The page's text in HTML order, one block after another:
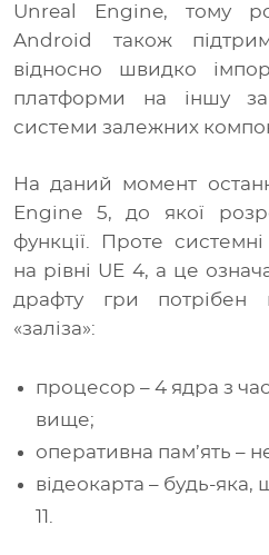
Unreal Engine, тому
Android також
відносно швидко
платформи на іншу за
системи залежних
На даний момент
Engine 5, до якої
функції. Проте
на рівні UE 4, а це
драфту гри потрібен
«заліза»:
процесор – 4 ядра з
вище;
оперативна пам’ять –
відеокарта – будь-
11.